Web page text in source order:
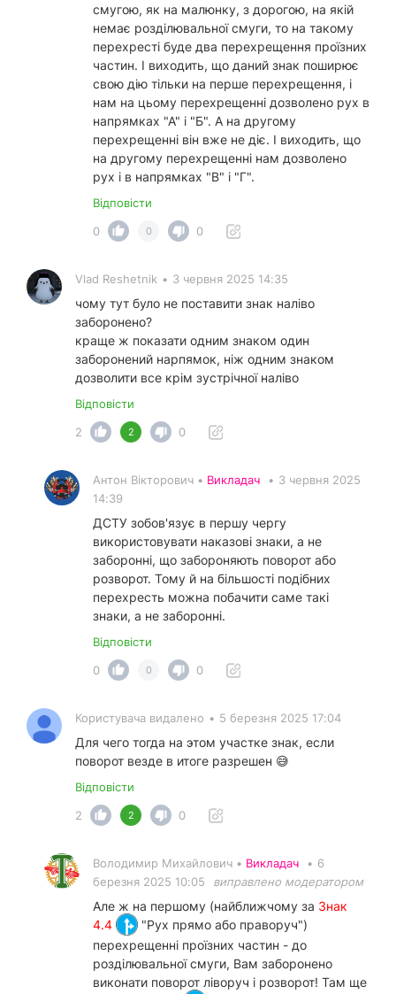
смугою, як на малюнку, з дорогою, на якій
немає розділювальної смуги, то на такому
перехресті буде два перехрещення проїзних
частин. І виходить, що даний знак поширює
свою дію тільки на перше перехрещення, і
нам на цьому перехрещенні дозволено рух в
напрямках "А" і "Б". А на другому
перехрещенні він вже не діє. І виходить, що
на другому перехрещенні нам дозволено
рух і в напрямках "В" і "Г".
Відповісти
0
0 0
Vlad Reshetnik • 3 червня 2025 14:35
чому тут було не поставити знак наліво
заборонено?
краще ж показати одним знаком один
заборонений нарпямок, ніж одним знаком
дозволити все крім зустрічної наліво
Відповісти
2
2 0
Антон Вікторович • Викладач • 3 червня 2025
14:39
ДСТУ зобов'язує в першу чергу
використовувати наказові знаки, а не
заборонні, що забороняють поворот або
розворот. Тому й на більшості подібних
перехресть можна побачити саме такі
знаки, а не заборонні.
Відповісти
0
0 0
Користувача видалено • 5 березня 2025 17:04
Для чего тогда на этом участке знак, если
поворот везде в итоге разрешен 😅
Відповісти
2
2 0
Володимир Михайлович • Викладач • 6
березня 2025 10:05
виправлено модератором
Але ж на першому (найближчому за Знак
4.4
"Рух прямо або праворуч")
перехрещенні проїзних частин - до
розділювальної смуги, Вам заборонено
виконати поворот ліворуч і розворот! Там ще